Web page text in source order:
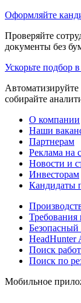
Оформляйте
Проверяйте
документы без
Ускорьте подбор
Автоматизируйте
собирайте
О компании
Наши
Партнерам
Реклама на
Новости и
Инвесторам
Кандидаты
Безопасный
HeadHunter
Поиск
Поиск по
Мобильное